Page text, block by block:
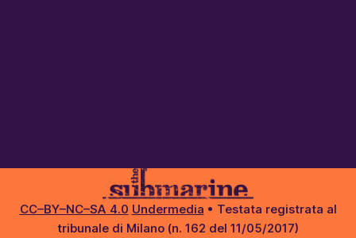
CC–BY–NC–SA 4.0 Undermedia • Testata registrata al
tribunale di Milano (n. 162 del 11/05/2017)